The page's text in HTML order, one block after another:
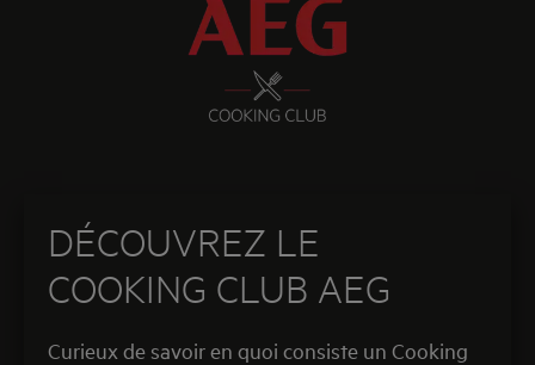
c’est avec grand plaisir que nous vous accueillons
aux Cooking Clubs AEG. Ces démonstrations
culinaires de 3 heures, vous permettront
d’apprendre - aux côtés de chefs professionnels –
Découvrez Cooking Club d'AEG-Les Lieux
-
Recettes -FAQ
DÉCOUVREZ LE
COOKING CLUB AEG
Curieux de savoir en quoi consiste un Cooking